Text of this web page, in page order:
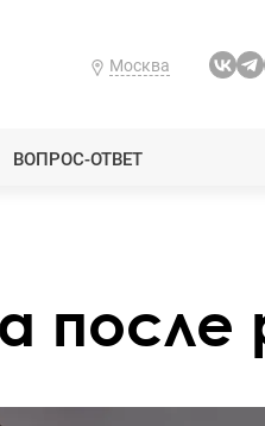
Москва
ВОПРОС-ОТВЕТ
после